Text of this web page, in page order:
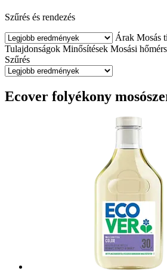
Szűrés és rendezés
Árak Mosás
Tulajdonságok Minősítések Mosási
Szűrés
Ecover folyékony